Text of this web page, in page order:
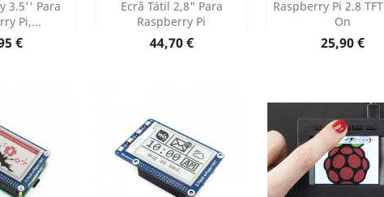
3.5'' Para
Pi,...
€

do produto
Ecrã Tátil 2,8" Para
Raspberry Pi
Preço
44,70 €
Adicionar 
Dados do produto
Raspberry Pi 2.8
On
Preço
25,90 €
Adicionar
Dados do